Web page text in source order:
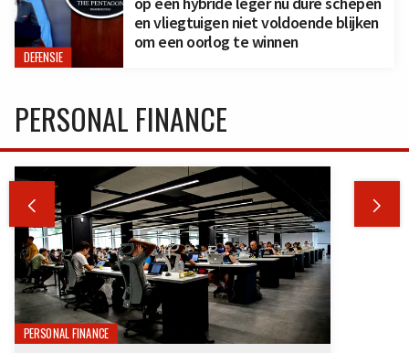
DEFENSIE
en vliegtuigen niet voldoende blijken
om een oorlog te winnen
PERSONAL FINANCE
 
PERSONAL FINANCE